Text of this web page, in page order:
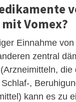
Vomex?
Einnahme
zentral
die
,
kann es zu